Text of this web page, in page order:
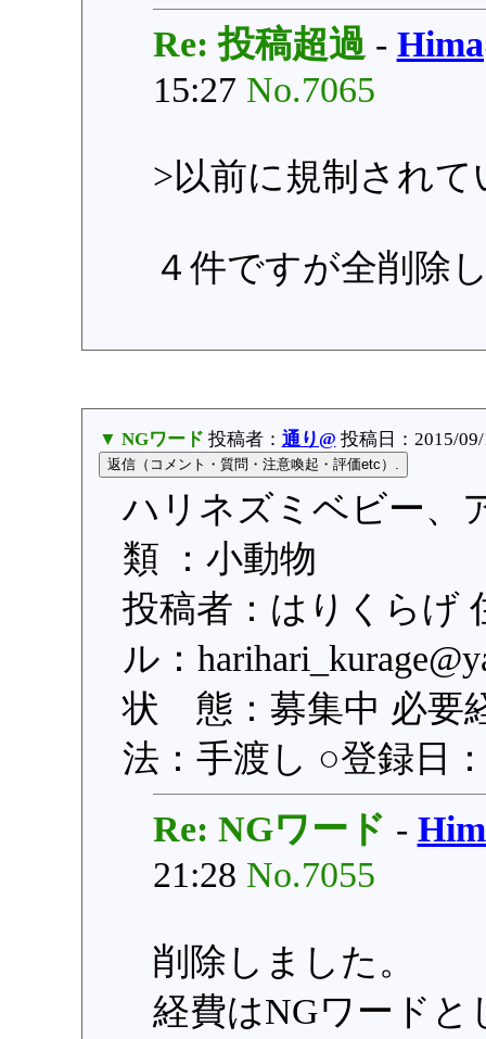
Re: 投稿超過 -
15:27 No.7065
>以前に規制され
４件ですが全削除
▼ NGワード 投稿者： 通り@ 投稿日：2015/
ハリネズミベビー
類 ：小動物
投稿者：はりくらげ
ル：
状 態：募集中 必要
法：手渡し ○登録日
Re: NGワード -
21:28 No.7055
削除しました。
経費はNGワード